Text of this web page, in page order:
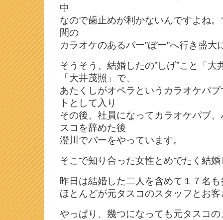
中
なので歯止めが利かないんですよね
間の
カラオケのあるバー”ぼー”へ行き盛大
そうそう、結婚したの”しげ”こと「大
「大井茂照」で、
あたくしがオペラというカラオケパ
トとして入り
その後、社員になってカラオケパブ
スコを辞めた後
澄川でバーをやっています。
そこで知り合った女性とめでたく結
昨日は結婚した二人を含めて１７名
ほとんどが元タスコのスタッフとお
やっぱり、幾つになっても元タスコ